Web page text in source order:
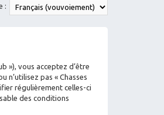
:
»), vous acceptez d’être
n’utilisez pas « Chasses
régulièrement celles-ci
des conditions